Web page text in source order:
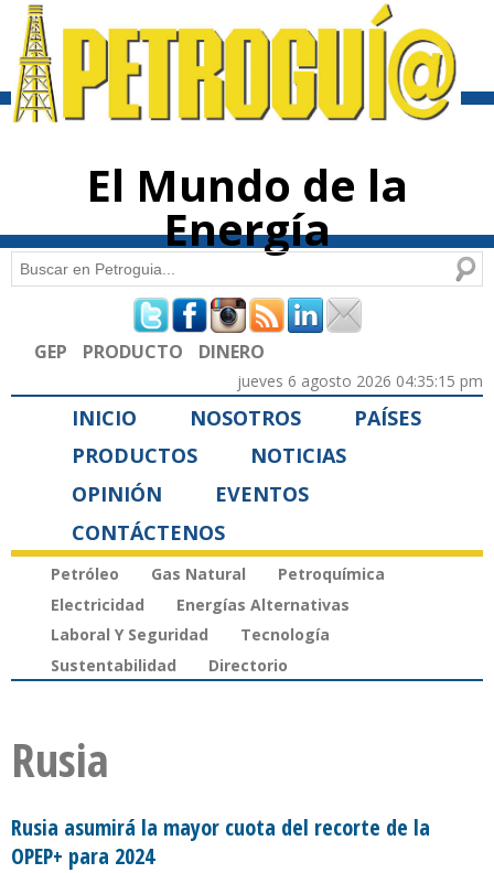
contenido
El Mundo de la
Energía
Formulario de búsqueda
Buscar
GEP PRODUCTO DINERO
jueves 6 agosto 2026 04:35:15 pm
INICIO NOSOTROS
PAÍSES
PRODUCTOS
NOTICIAS
OPINIÓN
EVENTOS
CONTÁCTENOS
Petróleo Gas Natural
Petroquímica
Electricidad
Energías Alternativas
Laboral Y Seguridad
Tecnología
Sustentabilidad
Directorio
Rusia
Rusia asumirá la mayor cuota del recorte de la
OPEP+ para 2024